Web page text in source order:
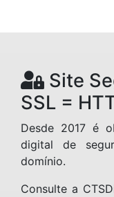
Site
SSL =
Desde 2017 é
digital de
domínio.
Consulte a